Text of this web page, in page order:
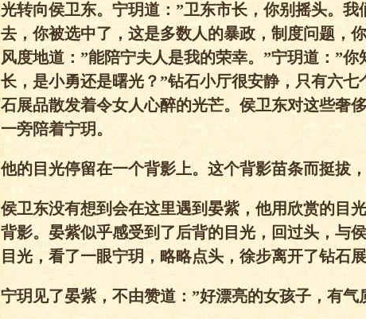
光转向侯卫东。宁玥道：”卫东市长，你别摇头。
去，你被选中了，这是多数人的暴政，制度问题，
风度地道：”能陪宁夫人是我的荣幸。”宁玥道：”
长，是小勇还是曙光？”钻石小厅很安静，只有六
石展品散发着令女人心醉的光芒。侯卫东对这些奢
一旁陪着宁玥。
他的目光停留在一个背影上。这个背影苗条而挺拔
侯卫东没有想到会在这里遇到晏紫，他用欣赏的目
背影。晏紫似乎感受到了后背的目光，回过头，与
目光，看了一眼宁玥，略略点头，徐步离开了钻石展
宁玥见了晏紫，不由赞道：”好漂亮的女孩子，有气